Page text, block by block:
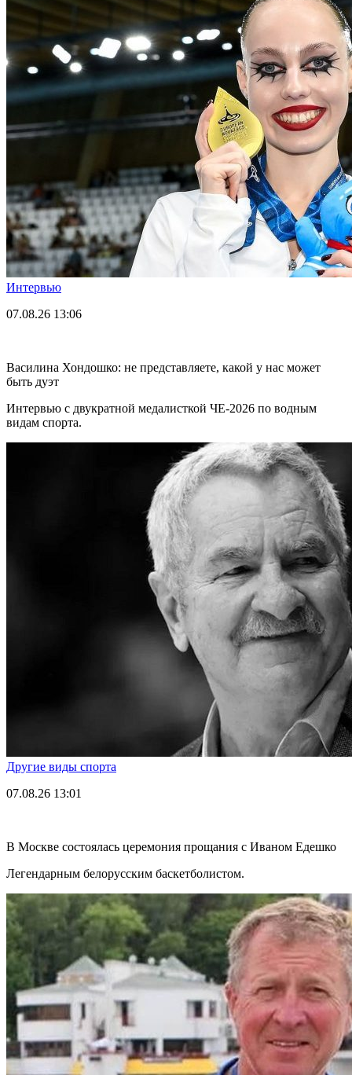
Интервью
07.08.26 13:06
Василина Хондошко: не представляете, какой у нас может
быть дуэт
Интервью с двукратной медалисткой ЧЕ-2026 по водным
видам спорта.
Другие виды спорта
07.08.26 13:01
В Москве состоялась церемония прощания с Иваном Едешко
Легендарным белорусским баскетболистом.